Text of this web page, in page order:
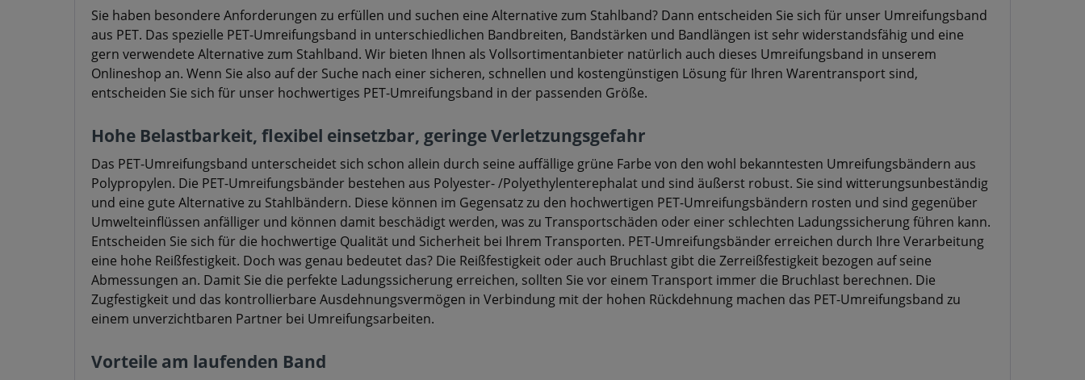
Sie haben besondere Anforderungen zu erfüllen und suchen eine Alternative zum Stahlband? Dann entscheiden Sie sich für unser Umreifungsband
aus PET. Das spezielle PET-Umreifungsband in unterschiedlichen Bandbreiten, Bandstärken und Bandlängen ist sehr widerstandsfähig und eine
gern verwendete Alternative zum Stahlband. Wir bieten Ihnen als Vollsortimentanbieter natürlich auch dieses Umreifungsband in unserem
Onlineshop an. Wenn Sie also auf der Suche nach einer sicheren, schnellen und kostengünstigen Lösung für Ihren Warentransport sind,
entscheiden Sie sich für unser hochwertiges PET-Umreifungsband in der passenden Größe.
Hohe Belastbarkeit, flexibel einsetzbar, geringe Verletzungsgefahr
Das PET-Umreifungsband unterscheidet sich schon allein durch seine auffällige grüne Farbe von den wohl bekanntesten Umreifungsbändern aus
Polypropylen. Die PET-Umreifungsbänder bestehen aus Polyester- /Polyethylenterephalat und sind äußerst robust. Sie sind witterungsunbeständig
und eine gute Alternative zu Stahlbändern. Diese können im Gegensatz zu den hochwertigen PET-Umreifungsbändern rosten und sind gegenüber
Umwelteinflüssen anfälliger und können damit beschädigt werden, was zu Transportschäden oder einer schlechten Ladungssicherung führen kann.
Entscheiden Sie sich für die hochwertige Qualität und Sicherheit bei Ihrem Transporten. PET-Umreifungsbänder erreichen durch Ihre Verarbeitung
eine hohe Reißfestigkeit. Doch was genau bedeutet das? Die Reißfestigkeit oder auch Bruchlast gibt die Zerreißfestigkeit bezogen auf seine
Abmessungen an. Damit Sie die perfekte Ladungssicherung erreichen, sollten Sie vor einem Transport immer die Bruchlast berechnen. Die
Zugfestigkeit und das kontrollierbare Ausdehnungsvermögen in Verbindung mit der hohen Rückdehnung machen das PET-Umreifungsband zu
einem unverzichtbaren Partner bei Umreifungsarbeiten.
Vorteile am laufenden Band